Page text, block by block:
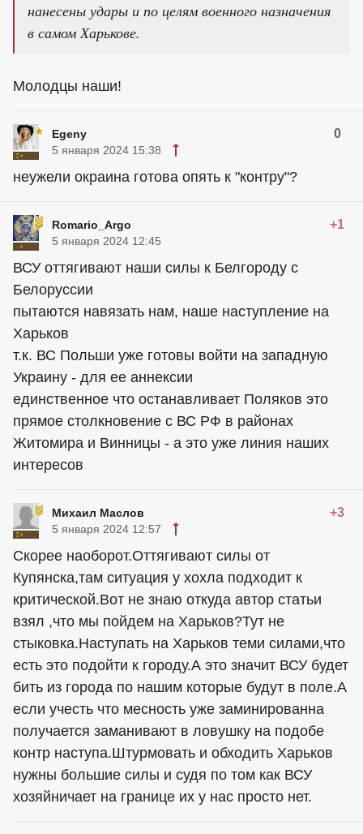
нанесены удары и по целям военного назначения
в самом Харькове.
Молодцы наши!
Egeny 0
5 января 2024 15:38
неужели окраина готова опять к "контру"?
Romario_Argo +1
5 января 2024 12:45
ВСУ оттягивают наши силы к Белгороду с
Белоруссии
пытаются навязать нам, наше наступление на
Харьков
т.к. ВС Польши уже готовы войти на западную
Украину - для ее аннексии
единственное что останавливает Поляков это
прямое столкновение с ВС РФ в районах
Житомира и Винницы - а это уже линия наших
интересов
Михаил Маслов +3
5 января 2024 12:57
Скорее наоборот.Оттягивают силы от
Купянска,там ситуация у хохла подходит к
критической.Вот не знаю откуда автор статьи
взял ,что мы пойдем на Харьков?Тут не
стыковка.Наступать на Харьков теми силами,что
есть это подойти к городу.А это значит ВСУ будет
бить из города по нашим которые будут в поле.А
если учесть что месность уже заминированна
получается заманивают в ловушку на подобе
контр наступа.Штурмовать и обходить Харьков
нужны большие силы и судя по том как ВСУ
хозяйничает на границе их у нас просто нет.